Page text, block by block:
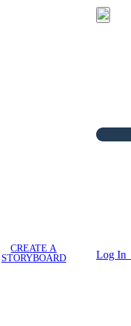
CREATE A
STORYBOARD
Log In